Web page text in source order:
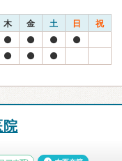
木 金 土 日 祝
院